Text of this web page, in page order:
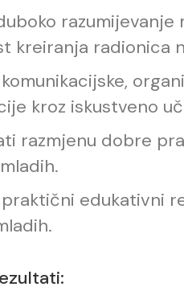
kreiranja radionica
kroz iskustveno
razmjenu dobre
edukativni